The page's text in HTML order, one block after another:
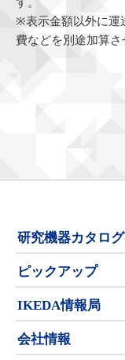
す。
※表示金額以外に運
費などを別途加算さ
研究機器カタログ
ピックアップ
IKEDA情報局
会社情報